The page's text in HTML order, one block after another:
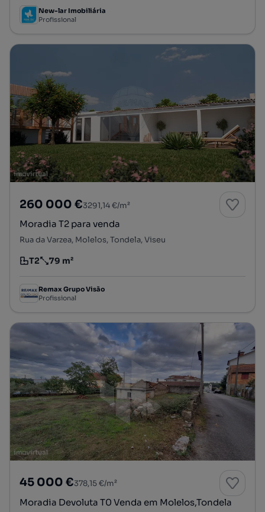
New-lar Imobiliária
Profissional
260 000 €3291,14 €/m²
Moradia T2 para venda
Rua da Varzea, Molelos, Tondela, Viseu
Tipologia
T2
Preço por metro quadrado
79 m²
Remax Grupo Visão
Profissional
45 000 €378,15 €/m²
Moradia Devoluta T0 Venda em Molelos,Tondela